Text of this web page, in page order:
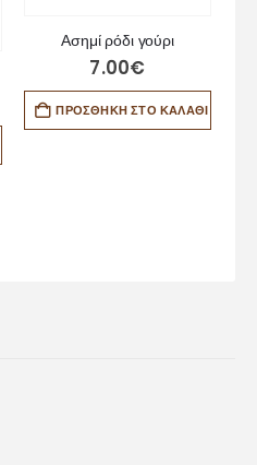
Ασημί ρόδι γούρι
7.00€
ΠΡΟΣΘΉΚΗ ΣΤΟ ΚΑΛΆΘΙ